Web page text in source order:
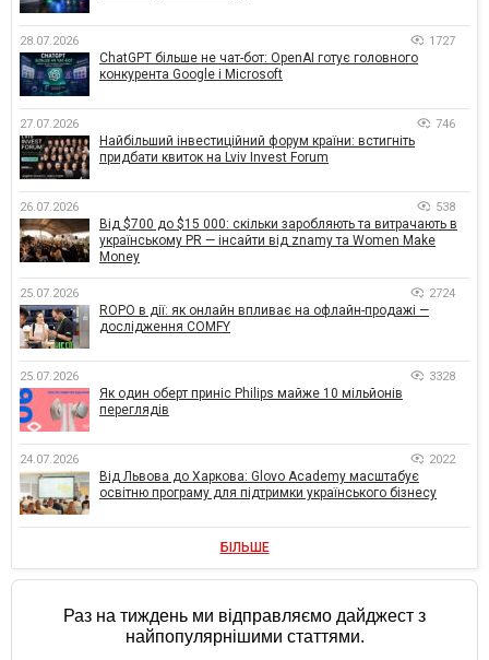
28.07.2026 1727
ChatGPT більше не чат-бот: OpenAI готує головного
конкурента Google і Microsoft
27.07.2026 746
Найбільший інвестиційний форум країни: встигніть
придбати квиток на Lviv Invest Forum
26.07.2026 538
Від $700 до $15 000: скільки заробляють та витрачають в
українському PR — інсайти від znamy та Women Make
Money
25.07.2026 2724
ROPO в дії: як онлайн впливає на офлайн-продажі —
дослідження COMFY
25.07.2026 3328
Як один оберт приніс Philips майже 10 мільйонів
переглядів
24.07.2026 2022
Від Львова до Харкова: Glovo Academy масштабує
освітню програму для підтримки українського бізнесу
БІЛЬШЕ
Раз на тиждень ми відправляємо дайджест з
найпопулярнішими статтями.